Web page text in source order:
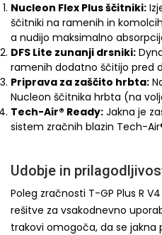
Nucleon Flex Plus ščitniki:
ščitniki na ramenih in
a nudijo maksimalno
DFS Lite zunanji drsniki:
ramenih dodatno ščitijo pred
Priprava za zaščito hrbta:
Nucleon ščitnika hrbta (na
Tech-Air® Ready: Jakna je
sistem zračnih blazin Tech-
Udobje in
Poleg zračnosti T-GP Plus R
rešitve za vsakodnevno
trakovi omogoča, da se jakna